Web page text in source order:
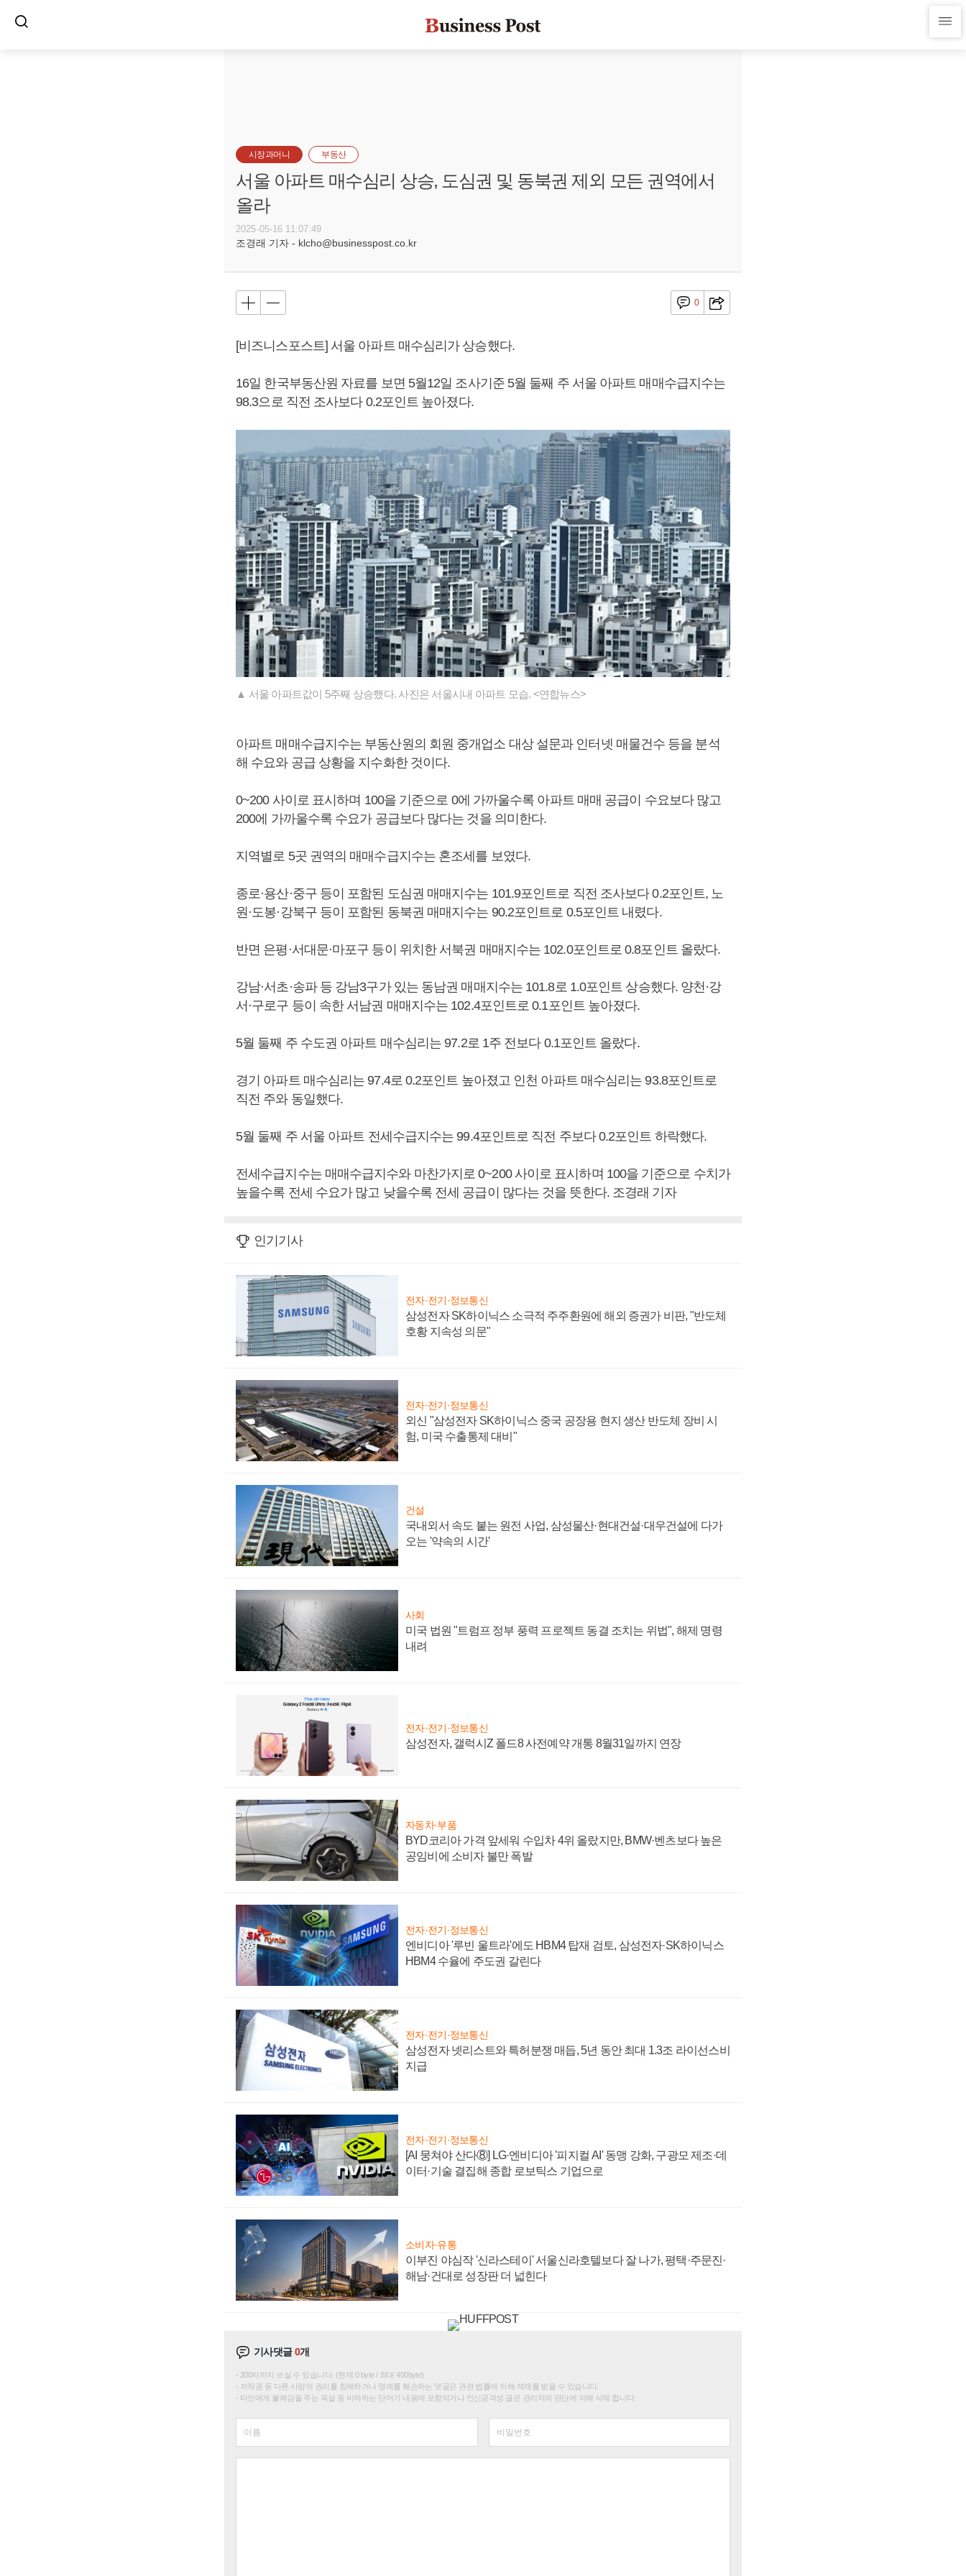
시장과머니 부동산
서울 아파트 매수심리 상승, 도심권 및 동북권 제외 모든 권역에서
올라
2025-05-16 11:07:49
조경래 기자 - klcho@businesspost.co.kr
0
[비즈니스포스트] 서울 아파트 매수심리가 상승했다.
16일 한국부동산원 자료를 보면 5월12일 조사기준 5월 둘째 주 서울 아파트 매매수급지수는
98.3으로 직전 조사보다 0.2포인트 높아졌다.
▲ 서울 아파트값이 5주째 상승했다. 사진은 서울시내 아파트 모습. <연합뉴스>
아파트 매매수급지수는 부동산원의 회원 중개업소 대상 설문과 인터넷 매물건수 등을 분석
해 수요와 공급 상황을 지수화한 것이다.
0~200 사이로 표시하며 100을 기준으로 0에 가까울수록 아파트 매매 공급이 수요보다 많고
200에 가까울수록 수요가 공급보다 많다는 것을 의미한다.
지역별로 5곳 권역의 매매수급지수는 혼조세를 보였다.
종로·용산·중구 등이 포함된 도심권 매매지수는 101.9포인트로 직전 조사보다 0.2포인트, 노
원·도봉·강북구 등이 포함된 동북권 매매지수는 90.2포인트로 0.5포인트 내렸다.
반면 은평·서대문·마포구 등이 위치한 서북권 매매지수는 102.0포인트로 0.8포인트 올랐다.
강남·서초·송파 등 강남3구가 있는 동남권 매매지수는 101.8로 1.0포인트 상승했다. 양천·강
서·구로구 등이 속한 서남권 매매지수는 102.4포인트로 0.1포인트 높아졌다.
5월 둘째 주 수도권 아파트 매수심리는 97.2로 1주 전보다 0.1포인트 올랐다.
경기 아파트 매수심리는 97.4로 0.2포인트 높아졌고 인천 아파트 매수심리는 93.8포인트로
직전 주와 동일했다.
5월 둘째 주 서울 아파트 전세수급지수는 99.4포인트로 직전 주보다 0.2포인트 하락했다.
전세수급지수는 매매수급지수와 마찬가지로 0~200 사이로 표시하며 100을 기준으로 수치가
높을수록 전세 수요가 많고 낮을수록 전세 공급이 많다는 것을 뜻한다. 조경래 기자
인기기사
전자·전기·정보통신
삼성전자 SK하이닉스 소극적 주주환원에 해외 증권가 비판, "반도체
호황 지속성 의문"
전자·전기·정보통신
외신 "삼성전자 SK하이닉스 중국 공장용 현지 생산 반도체 장비 시
험, 미국 수출통제 대비"
건설
국내외서 속도 붙는 원전 사업, 삼성물산·현대건설·대우건설에 다가
오는 '약속의 시간'
사회
미국 법원 "트럼프 정부 풍력 프로젝트 동결 조치는 위법", 해제 명령
내려
전자·전기·정보통신
삼성전자, 갤럭시Z 폴드8 사전예약 개통 8월31일까지 연장
자동차·부품
BYD코리아 가격 앞세워 수입차 4위 올랐지만, BMW·벤츠보다 높은
공임비에 소비자 불만 폭발
전자·전기·정보통신
엔비디아 '루빈 울트라'에도 HBM4 탑재 검토, 삼성전자·SK하이닉스
HBM4 수율에 주도권 갈린다
전자·전기·정보통신
삼성전자 넷리스트와 특허분쟁 매듭, 5년 동안 최대 1.3조 라이선스비
지급
전자·전기·정보통신
[AI 뭉쳐야 산다⑧] LG·엔비디아 '피지컬 AI' 동맹 강화, 구광모 제조·데
이터·기술 결집해 종합 로보틱스 기업으로
소비자·유통
이부진 야심작 '신라스테이' 서울신라호텔보다 잘 나가, 평택·주문진·
해남·건대로 성장판 더 넓힌다
기사댓글0개
200자까지 쓰실 수 있습니다. (현재 0 byte / 최대 400byte)
저작권 등 다른 사람의 권리를 침해하거나 명예를 훼손하는 댓글은 관련 법률에 의해 제재를 받을 수 있습니다.
타인에게 불쾌감을 주는 욕설 등 비하하는 단어가 내용에 포함되거나 인신공격성 글은 관리자의 판단에 의해 삭제 합니다.